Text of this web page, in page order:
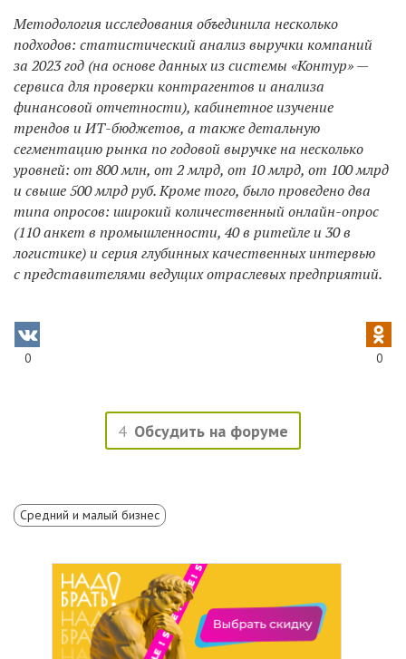
Методология исследования объединила несколько
подходов: статистический анализ выручки компаний
за 2023 год (на основе данных из системы «Контур» —
сервиса для проверки контрагентов и анализа
финансовой отчетности), кабинетное изучение
трендов и ИТ-бюджетов, а также детальную
сегментацию рынка по годовой выручке на несколько
уровней: от 800 млн, от 2 млрд, от 10 млрд, от 100 млрд
и свыше 500 млрд руб. Кроме того, было проведено два
типа опросов: широкий количественный онлайн-опрос
(110 анкет в промышленности, 40 в ритейле и 30 в
логистике) и серия глубинных качественных интервью
с представителями ведущих отраслевых предприятий.
0 0
4 Обсудить на форуме
Средний и малый бизнес